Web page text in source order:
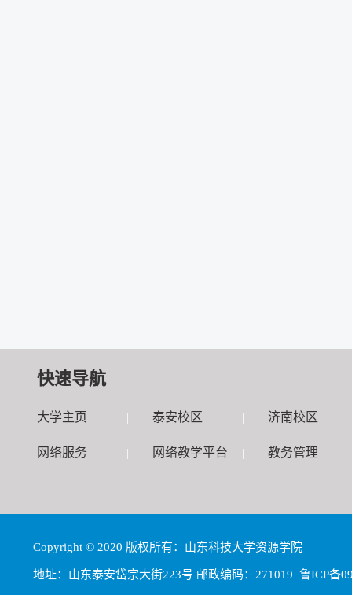
快速导航
大学主页 | 泰安校区 | 济南校区
网络服务 | 网络教学平台 | 教务管理
Copyright © 2020 版权所有：山东科技大学资源学院
地址：山东泰安岱宗大街223号 邮政编码：271019 鲁ICP备